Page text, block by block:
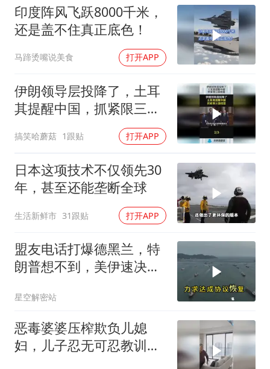
奋力开创中国式现代化建设新局面
印度阵风飞跃8000千米，
还是盖不住真正底色！
马蹄烫嘴说美食 打开APP
伊朗领导层投降了，土耳
其提醒中国，抓紧限三国
搞笑哈蘑菇 1跟贴 打开APP
日本这项技术不仅领先30
年，甚至还能垄断全球
生活新鲜市 31跟贴 打开APP
盟友电话打爆德黑兰，特
朗普想不到，美伊速决
续剧？
星空解密站
恶毒婆婆压榨欺负儿媳
妇，儿子忍无可忍教训母